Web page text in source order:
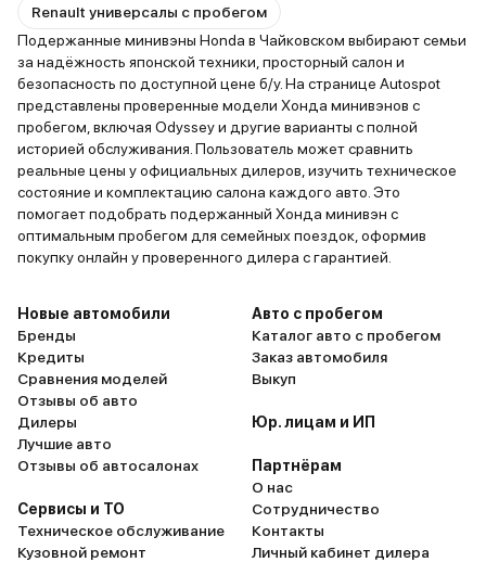
Renault универсалы с пробегом
Подержанные минивэны Honda в Чайковском выбирают семьи
за надёжность японской техники, просторный салон и
безопасность по доступной цене б/у. На странице Autospot
представлены проверенные модели Хонда минивэнов с
пробегом, включая Odyssey и другие варианты с полной
историей обслуживания. Пользователь может сравнить
реальные цены у официальных дилеров, изучить техническое
состояние и комплектацию салона каждого авто. Это
помогает подобрать подержанный Хонда минивэн с
оптимальным пробегом для семейных поездок, оформив
покупку онлайн у проверенного дилера с гарантией.
Новые автомобили
Бренды
Кредиты
Сравнения моделей
Отзывы об авто
Дилеры
Лучшие авто
Отзывы об автосалонах
Сервисы и ТО
Техническое обслуживание
Кузовной ремонт
Авто с пробегом
Каталог авто с пробегом
Заказ автомобиля
Выкуп
Юр. лицам и ИП
Партнёрам
О нас
Сотрудничество
Контакты
Личный кабинет дилера